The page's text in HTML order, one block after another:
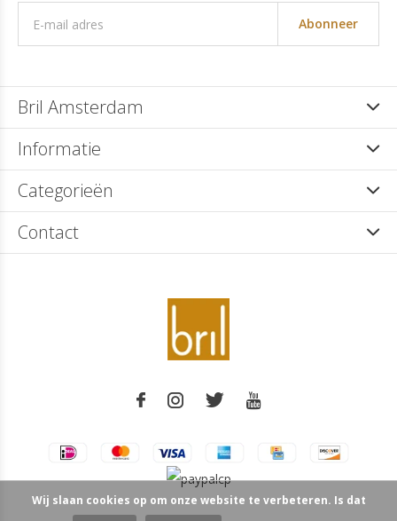
Abonneer
Bril Amsterdam
Informatie
Categorieën
Contact
Wij slaan cookies op om onze website te verbeteren. Is dat